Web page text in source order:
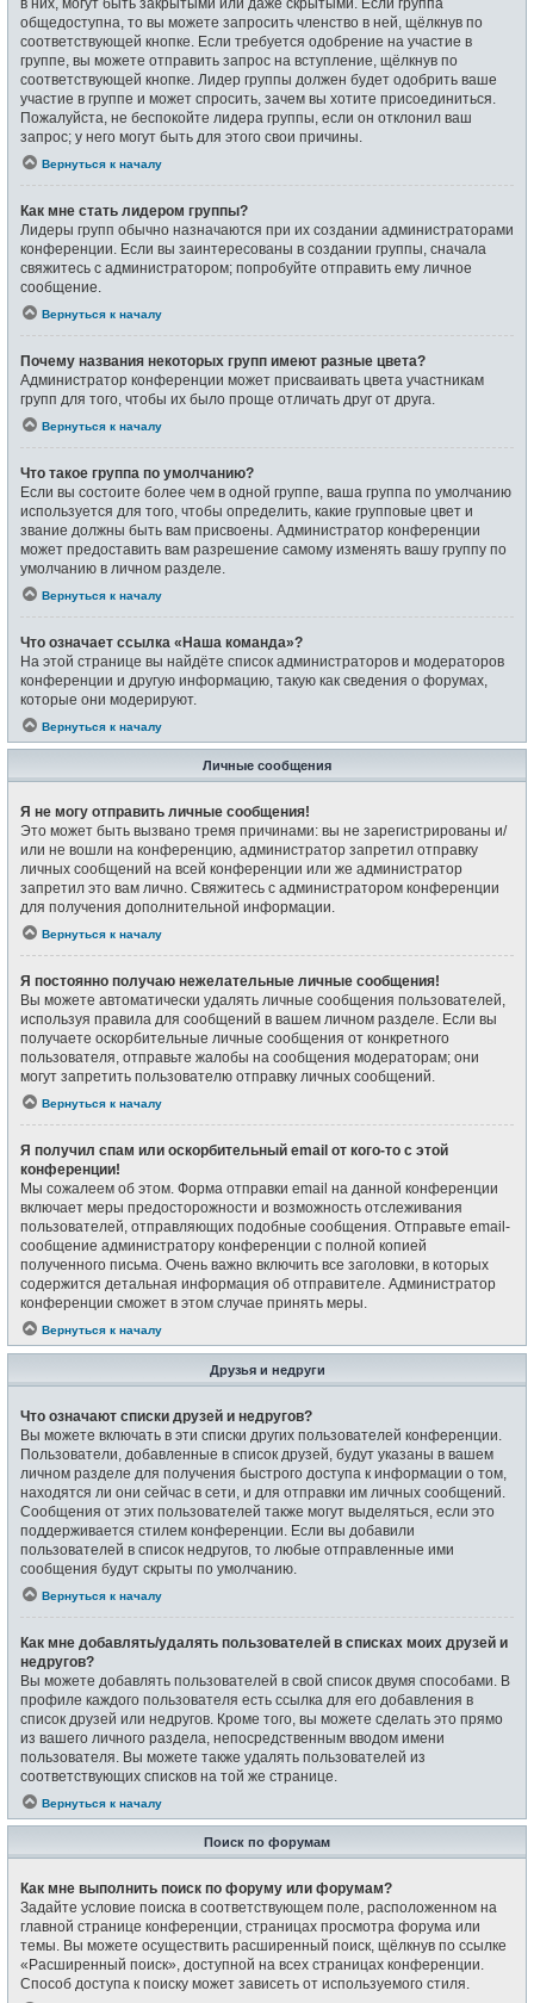
общедоступна, то вы можете запросить членство в ней, щёлкнув по
соответствующей кнопке. Если требуется одобрение на участие в
группе, вы можете отправить запрос на вступление, щёлкнув по
соответствующей кнопке. Лидер группы должен будет одобрить ваше
участие в группе и может спросить, зачем вы хотите присоединиться.
Пожалуйста, не беспокойте лидера группы, если он отклонил ваш
запрос; у него могут быть для этого свои причины.
Вернуться к началу
Как мне стать лидером группы?
Лидеры групп обычно назначаются при их создании администраторами
конференции. Если вы заинтересованы в создании группы, сначала
свяжитесь с администратором; попробуйте отправить ему личное
сообщение.
Вернуться к началу
Почему названия некоторых групп имеют разные цвета?
Администратор конференции может присваивать цвета участникам
групп для того, чтобы их было проще отличать друг от друга.
Вернуться к началу
Что такое группа по умолчанию?
Если вы состоите более чем в одной группе, ваша группа по умолчанию
используется для того, чтобы определить, какие групповые цвет и
звание должны быть вам присвоены. Администратор конференции
может предоставить вам разрешение самому изменять вашу группу по
умолчанию в личном разделе.
Вернуться к началу
Что означает ссылка «Наша команда»?
На этой странице вы найдёте список администраторов и модераторов
конференции и другую информацию, такую как сведения о форумах,
которые они модерируют.
Вернуться к началу
Личные сообщения
Я не могу отправить личные сообщения!
Это может быть вызвано тремя причинами: вы не зарегистрированы и/
или не вошли на конференцию, администратор запретил отправку
личных сообщений на всей конференции или же администратор
запретил это вам лично. Свяжитесь с администратором конференции
для получения дополнительной информации.
Вернуться к началу
Я постоянно получаю нежелательные личные сообщения!
Вы можете автоматически удалять личные сообщения пользователей,
используя правила для сообщений в вашем личном разделе. Если вы
получаете оскорбительные личные сообщения от конкретного
пользователя, отправьте жалобы на сообщения модераторам; они
могут запретить пользователю отправку личных сообщений.
Вернуться к началу
Я получил спам или оскорбительный email от кого-то с этой
конференции!
Мы сожалеем об этом. Форма отправки email на данной конференции
включает меры предосторожности и возможность отслеживания
пользователей, отправляющих подобные сообщения. Отправьте email-
сообщение администратору конференции с полной копией
полученного письма. Очень важно включить все заголовки, в которых
содержится детальная информация об отправителе. Администратор
конференции сможет в этом случае принять меры.
Вернуться к началу
Друзья и недруги
Что означают списки друзей и недругов?
Вы можете включать в эти списки других пользователей конференции.
Пользователи, добавленные в список друзей, будут указаны в вашем
личном разделе для получения быстрого доступа к информации о том,
находятся ли они сейчас в сети, и для отправки им личных сообщений.
Сообщения от этих пользователей также могут выделяться, если это
поддерживается стилем конференции. Если вы добавили
пользователей в список недругов, то любые отправленные ими
сообщения будут скрыты по умолчанию.
Вернуться к началу
Как мне добавлять/удалять пользователей в списках моих друзей и
недругов?
Вы можете добавлять пользователей в свой список двумя способами. В
профиле каждого пользователя есть ссылка для его добавления в
список друзей или недругов. Кроме того, вы можете сделать это прямо
из вашего личного раздела, непосредственным вводом имени
пользователя. Вы можете также удалять пользователей из
соответствующих списков на той же странице.
Вернуться к началу
Поиск по форумам
Как мне выполнить поиск по форуму или форумам?
Задайте условие поиска в соответствующем поле, расположенном на
главной странице конференции, страницах просмотра форума или
темы. Вы можете осуществить расширенный поиск, щёлкнув по ссылке
«Расширенный поиск», доступной на всех страницах конференции.
Способ доступа к поиску может зависеть от используемого стиля.